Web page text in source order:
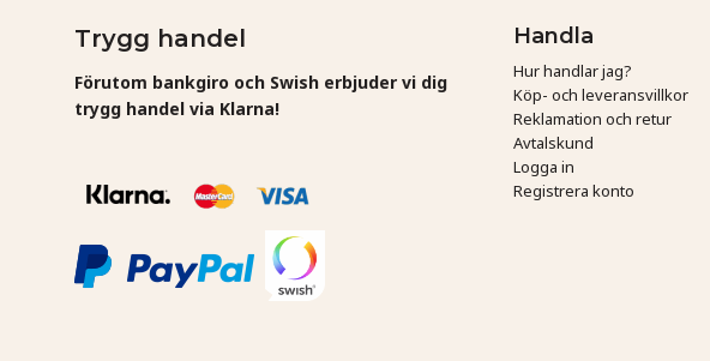
Trygg handel
Förutom bankgiro och Swish erbjuder vi dig
trygg handel via Klarna!
Handla
Hur handlar jag?
Köp- och leveransvillkor
Reklamation och retur
Avtalskund
Logga in
Registrera konto